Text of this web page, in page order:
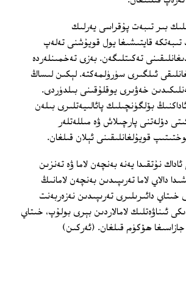
ئاداك ئىسىملىك بىر تىبەت پۇقراسى يەرلىك
تىبەتكە قايتىشىغا يول قويۇشنى تەلەپ
تەكىتلىگەن. بەزى تەخمىنلەردە
قولغا ئېلىنغانلىقى ئىلگىرى سۈرۈلمەكتە. لېكىن لىساڭ
خەۋىرى يوقلۇقىنى بىلدۈردى.
بۆلگۈنچىلىك پائالىيەتلىرى بىلەن
دۆلەتنى پارچىلاش ۋە مىللەتلەر
قويۇلغانلىقىنى ئېلان قىلغان.
نۇتقىدا يەنە بەنچەن لاما ۋە تەنزىن
قويۇپ بېرىشكە چاقىرغان. 1995 -يىلى 6 يېشىدا دالاي لاما تەرىپىدىن بەنچەن لامانىڭ
گېدۇن چوكيې نيىما، 12 يىلدىن بېرى خىتاي دائىرىلىرى تەرىپىدىن نەزەربەنت
ئىناۋەتلىك لامالاردىن بېرى بولۇپ، خىتاي
ھۆكۈم قىلغان. (ئەركىن)